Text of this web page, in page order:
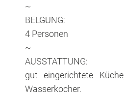
~
BELGUNG:
4 Personen
~
AUSSTATTUNG:
gut eingerichtete
Wasserkocher.